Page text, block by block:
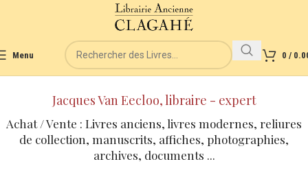
Menu 0 /
Jacques Van Eecloo, libraire - expert
Achat / Vente : Livres anciens, livres modernes, reliures
de collection, manuscrits, affiches, photographies,
archives, documents ...